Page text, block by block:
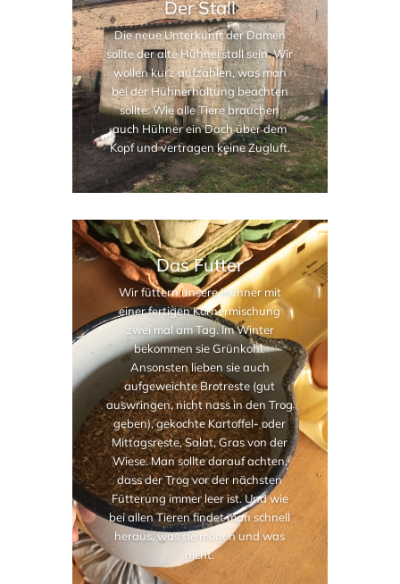
Der Stall
Die neue Unterkunft der Damen
sollte der alte Hühnerstall sein. Wir
wollen kurz aufzählen, was man
bei der Hühnerhaltung beachten
sollte: Wie alle Tiere brauchen
auch Hühner ein Dach über dem
Kopf und vertragen keine Zugluft.
Das Futter
Wir füttern unsere Hühner mit
einer fertigen Körnermischung
zwei mal am Tag. Im Winter
bekommen sie Grünkohl.
Ansonsten lieben sie auch
aufgeweichte Brotreste (gut
auswringen, nicht nass in den Trog
geben), gekochte Kartoffel- oder
Mittagsreste, Salat, Gras von der
Wiese. Man sollte darauf achten,
dass der Trog vor der nächsten
Fütterung immer leer ist. Und wie
bei allen Tieren findet man schnell
heraus, was sie mögen und was
nicht.